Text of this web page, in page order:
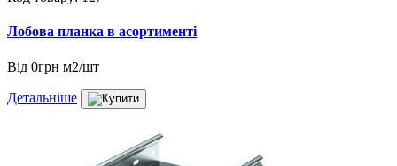
Лобова планка в асортименті
Від 0грн м2/шт
Детальніше